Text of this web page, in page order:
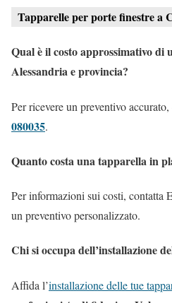
Tapparelle per porte finestre a
Qual è il costo approssimativo di
Alessandria e provincia?
Per ricevere un preventivo
080035.
Quanto costa una tapparella in
Per informazioni sui costi, contatta
un preventivo personalizzato.
Chi si occupa dell’installazione
Affida l’installazione delle tue